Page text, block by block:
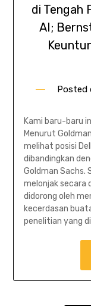
di Tengah
AI;
Posted
Kami baru-baru
Menurut
melihat posisi
dibandingkan
Goldman Sachs.
melonjak secara
didorong oleh
kecerdasan
penelitian yang